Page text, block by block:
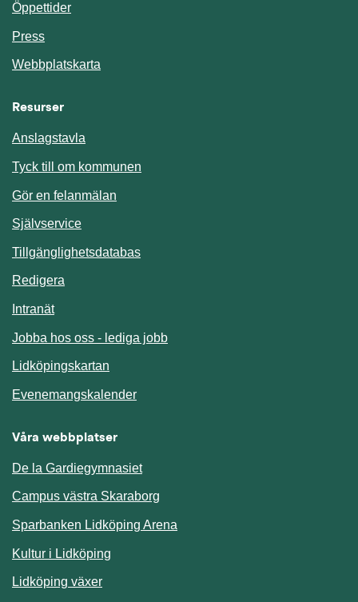
Öppettider
Press
Webbplatskarta
Resurser
Anslagstavla
Tyck till om kommunen
Gör en felanmälan
SjälvserviceLänk till annan webbplats.
TillgänglighetsdatabasLänk till annan webbplats.
Redigera
IntranätLänk till annan webbplats.
Jobba hos oss - lediga jobb
Lidköpingskartan
EvenemangskalenderLänk till annan webbplats.
Våra webbplatser
De la Gardiegymnasiet
Campus västra Skaraborg
Sparbanken Lidköping Arena
Kultur i Lidköping
Lidköping växer